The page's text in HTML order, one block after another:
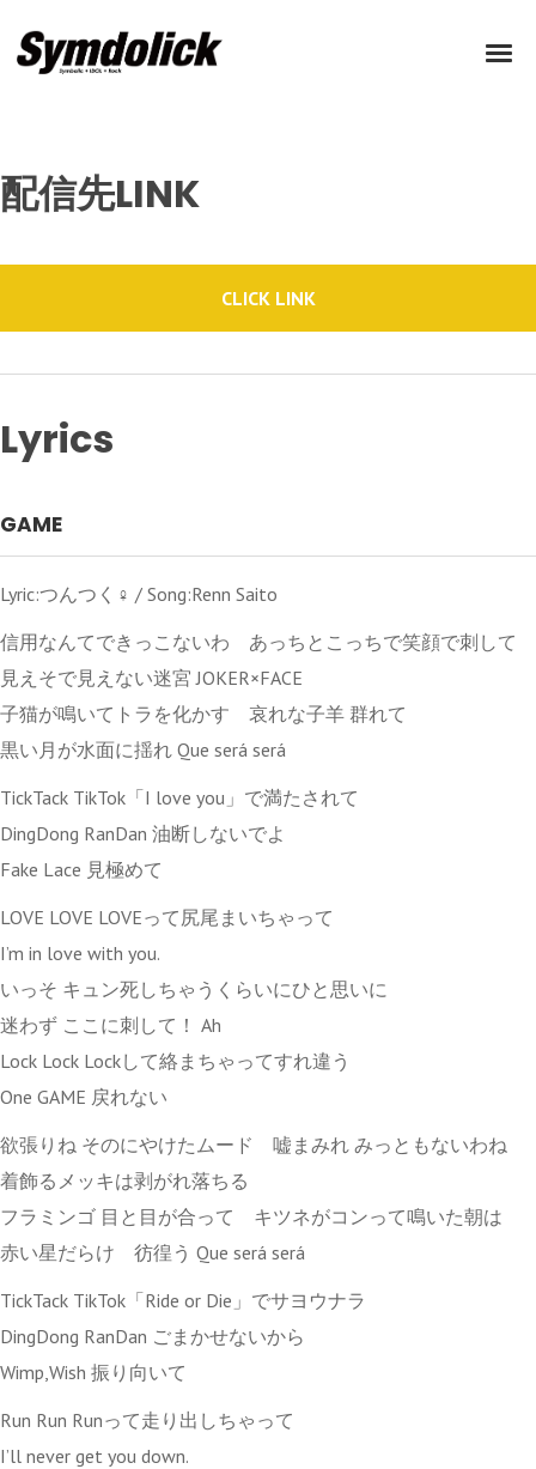
配信先LINK
CLICK LINK
Lyrics
GAME
Lyric:つんつく♀ / Song:Renn Saito
信用なんてできっこないわ あっちとこっちで笑顔で刺して
見えそで見えない迷宮 JOKER×FACE
子猫が鳴いてトラを化かす 哀れな子羊 群れて
黒い月が水面に揺れ Que será será
TickTack TikTok「I love you」で満たされて
DingDong RanDan 油断しないでよ
Fake Lace 見極めて
LOVE LOVE LOVEって尻尾まいちゃって
I’m in love with you.
いっそ キュン死しちゃうくらいにひと思いに
迷わず ここに刺して！ Ah
Lock Lock Lockして絡まちゃってすれ違う
One GAME 戻れない
欲張りね そのにやけたムード 嘘まみれ みっともないわね
着飾るメッキは剥がれ落ちる
フラミンゴ 目と目が合って キツネがコンって鳴いた朝は
赤い星だらけ 彷徨う Que será será
TickTack TikTok「Ride or Die」でサヨウナラ
DingDong RanDan ごまかせないから
Wimp,Wish 振り向いて
Run Run Runって走り出しちゃって
I’ll never get you down.